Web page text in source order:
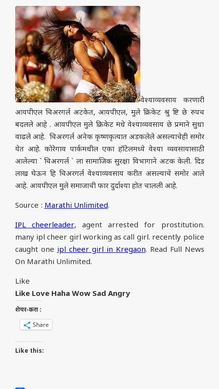
वेश्याव्यवसाय करणारी
आयपीएल चिअरगर्ल अटकेत, आयपीएल, मुले क्रिकेट श्रु ष्टि छे रुपच
बदलले आहे . आयपीएल मुले क्रिकेट मधे वेश्याव्यवसाय छे प्रमाने सुधा
वाढले आहे. चिअरगर्ल अनेक कृष्णकृत्यात अडकलेले असल्याचेही समोर
येत आहे. कोरेगाव पार्कमधील एका हॉटेलमध्ये वेश्या व्यवसायासाठी
आलेल्या ` चिअरगर्ल ` ला सामाजिक सुरक्षा विभागाने अटक केली. दिड
लाख घेऊन हि चिअरगर्ल वेश्याव्यवसाय करीत असल्याचे समोर आले
आहे. आयपीएल मुले समाजाची फार दुर्दाश्या होत चालली आहे.
Source :Marathi Unlimited.
IPL cheerleader, agent arrested for prostitution.
many ipl cheer girl working as call girl. recently police
caught oneipl cheer girl in Kregaon. Read Full News
On Marathi Unlimited.
Like
Like Love Haha Wow Sad Angry
शेयर-करा :
Share
Like this: